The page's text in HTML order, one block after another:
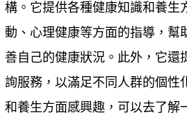
構。它提供各種健康知識和養生
動、心理健康等方面的指導，幫
善自己的健康狀況。此外，它還
詢服務，以滿足不同人群的個性
和養生方面感興趣，可以去了解